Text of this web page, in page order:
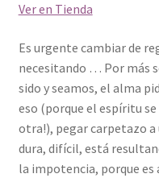
Ver en Tienda
Es urgente cambiar de
necesitando … Por más
sido y seamos, el alma
eso (porque el espíritu se
otra!), pegar carpetazo a
dura, difícil, está
la impotencia, porque es